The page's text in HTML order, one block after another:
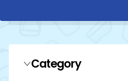
Category